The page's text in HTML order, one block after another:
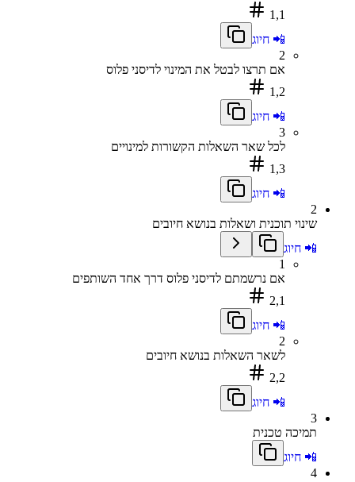
1,1
📲 חיוג
2
אם תרצו לבטל את המינוי לדיסני פלוס
1,2
📲 חיוג
3
לכל שאר השאלות הקשורות למינויים
1,3
📲 חיוג
2
שינוי תוכנית ושאלות בנושא חיובים
📲 חיוג
1
אם נרשמתם לדיסני פלוס דרך אחד השותפים
2,1
📲 חיוג
2
לשאר השאלות בנושא חיובים
2,2
📲 חיוג
3
תמיכה טכנית
📲 חיוג
4